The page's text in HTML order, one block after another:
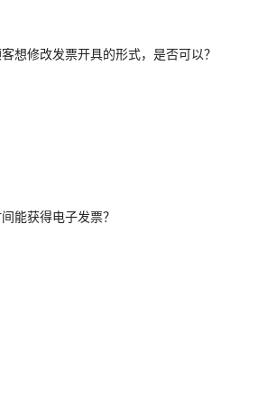
想修改发票开具的形式，是否可以？
能获得电子发票？